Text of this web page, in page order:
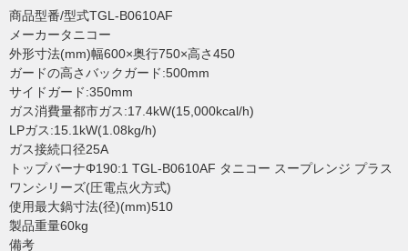
商品型番/型式TGL-B0610AF
メーカータニコー
外形寸法(mm)幅600×奥行750×高さ450
ガードの高さバックガード:500mm
サイドガード:350mm
ガス消費量都市ガス:17.4kW(15,000kcal/h)
LPガス:15.1kW(1.08kg/h)
ガス接続口径25A
トップバーナΦ190:1 TGL-B0610AF タニコー スープレンジ プラス
ワンシリーズ(圧電点火方式)
使用最大鍋寸法(径)(mm)510
製品重量60kg
備考